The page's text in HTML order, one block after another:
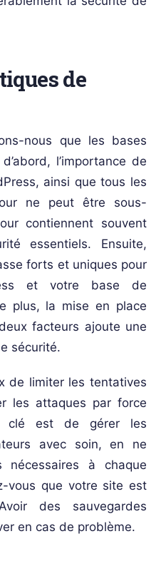
de
nous que les bases
l’importance de
ainsi que tous les
ne peut être sous-
contiennent souvent
essentiels. Ensuite,
forts et uniques pour
et votre base de
plus, la mise en place
facteurs ajoute une
sécurité.
de limiter les tentatives
les attaques par force
clé est de gérer les
avec soin, en ne
à chaque
vous que votre site est
des sauvegardes
en cas de problème.